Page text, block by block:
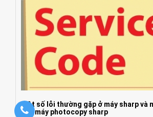
một số lỗi thường gặp ở máy sharp và
của máy photocopy sharp